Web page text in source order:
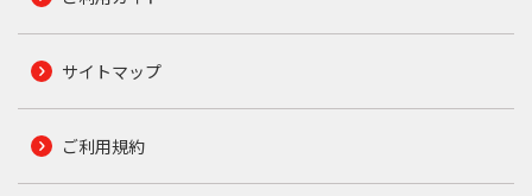
サイトマップ
ご利用規約